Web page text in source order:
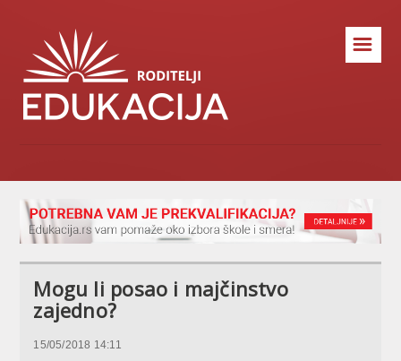
☰
Mogu li posao i majčinstvo
zajedno?
15/05/2018 14:11